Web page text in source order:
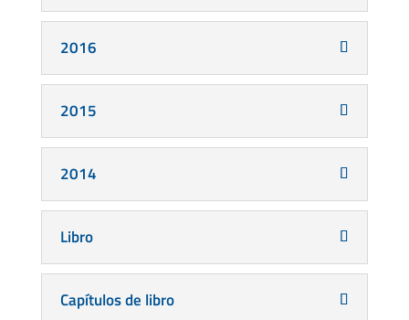
2016
2015
2014
Libro
Capítulos de libro